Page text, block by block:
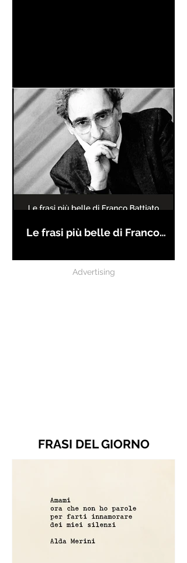
Le frasi più belle di Franco
Advertising
FRASI DEL GIORNO